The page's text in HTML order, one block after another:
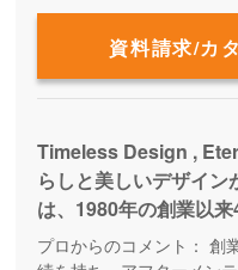
資料請求/カ
Timeless Design ,
らしと美しいデザインが続
は、1980年の創業以来
『住』を基軸とした様
プロからのコメント：